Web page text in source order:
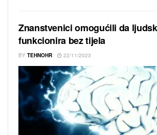
Znanstvenici omogućili da
funkcionira bez tijela
BY TEHNOHR 22/11/2023